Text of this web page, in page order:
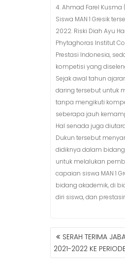
4. Ahmad Farel Kusma
Siswa MAN 1 Gresik
2022. Riski Diah Ayu
Phytaghoras Institut
Prestasi Indonesia,
kompetisi yang
Sejak awal tahun
daring tersebut untuk
tanpa mengikuti
seberapa jauh
Hal senada juga
Dukun tersebut
didiknya dalam
untuk melalukan
capaian siswa MAN 1
bidang akademik, di
diri siswa, dan
N
A
SERAH TERIMA
2021-2022 KE